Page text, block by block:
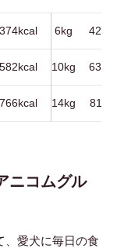
374kcal 6kg
582kcal 10kg
766kcal 14kg
ニコムグル
、愛犬に毎日の食